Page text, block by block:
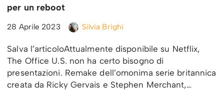
per un reboot
28 Aprile 2023 Silvia Brighi
Salva l’articoloAttualmente disponibile su Netflix,
The Office U.S. non ha certo bisogno di
presentazioni. Remake dell’omonima serie britannica
creata da Ricky Gervais e Stephen Merchant,…